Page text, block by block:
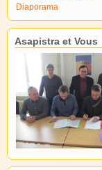
Diaporama
Asapistra et Vous